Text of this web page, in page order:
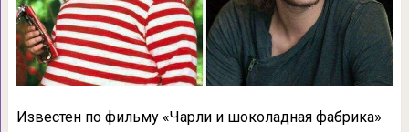
Известен по фильму «Чарли и шоколадная фабрика»